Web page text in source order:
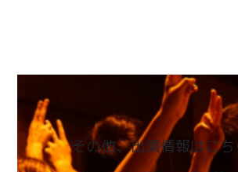
その他、出演情報はこ